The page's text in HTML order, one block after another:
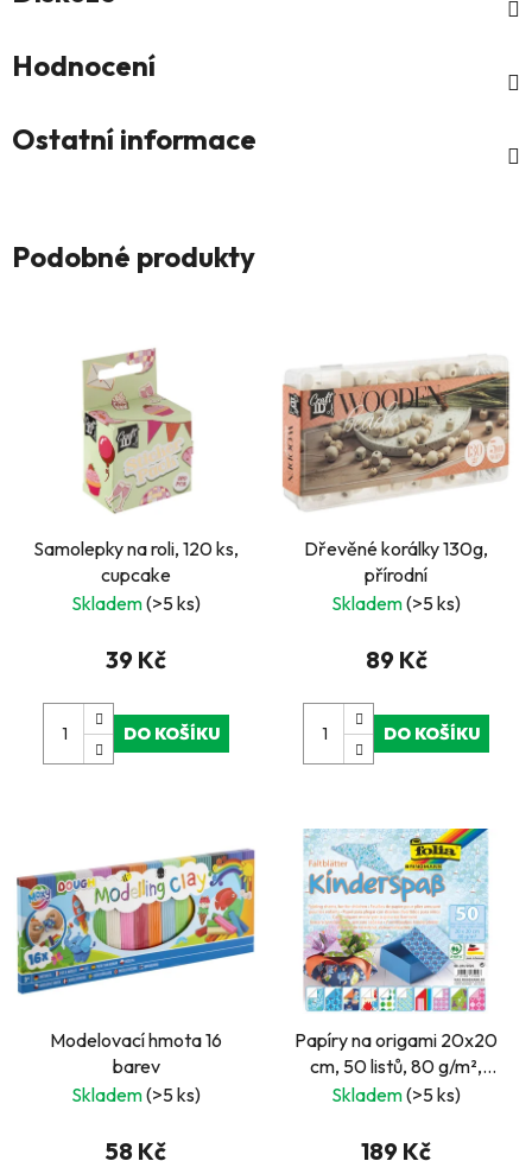
Hodnocení
Ostatní informace
Podobné produkty
Samolepky na roli, 120 ks,
cupcake
Skladem(>5 ks)
39 Kč
DO KOŠÍKU
Dřevěné korálky 130g,
přírodní
Skladem(>5 ks)
89 Kč
DO KOŠÍKU
Modelovací hmota 16
barev
Skladem(>5 ks)
58 Kč
Papíry na origami 20x20
cm, 50 listů, 80 g/m²,
DĚTSKÉ
Skladem(>5 ks)
189 Kč